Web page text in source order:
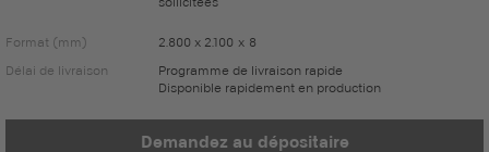
Format (mm)
2.800 x 2.100 x 8
Délai de livraison
Programme de livraison rapide
Disponible rapidement en production
Demandez au dépositaire